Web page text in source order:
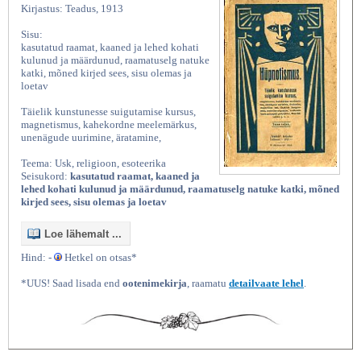
Kirjastus: Teadus, 1913
Sisu:
kasutatud raamat, kaaned ja lehed kohati
kulunud ja määrdunud, raamatuselg natuke
katki, mõned kirjed sees, sisu olemas ja
loetav
Täielik kunstunesse suigutamise kursus,
magnetismus, kahekordne meelemärkus,
unenägude uurimine, äratamine,
Teema: Usk, religioon, esoteerika
Seisukord: kasutatud raamat, kaaned ja
lehed kohati kulunud ja määrdunud, raamatuselg natuke katki, mõned
kirjed sees, sisu olemas ja loetav
Loe lähemalt ...
Hind: -
Hetkel on otsas*
*UUS! Saad lisada end ootenimekirja, raamatu detailvaate lehel.